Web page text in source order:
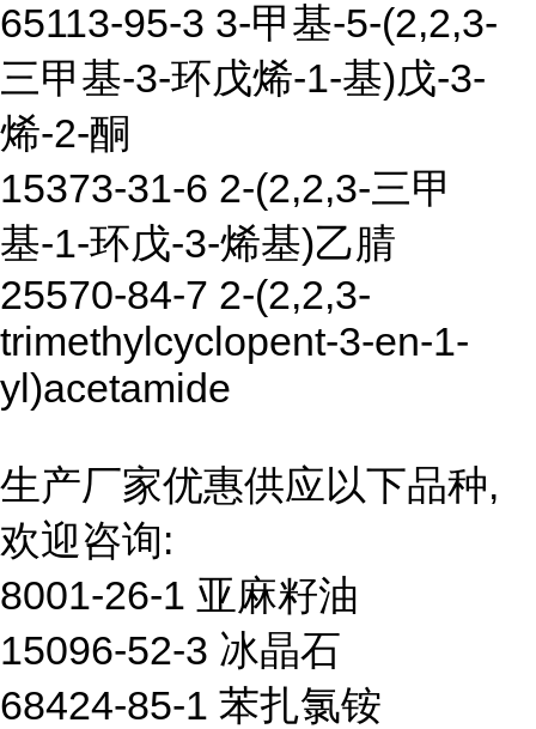
65113-95-3 3-甲基-5-(2,2,3-
三甲基-3-环戊烯-1-基)戊-3-
烯-2-酮
15373-31-6 2-(2,2,3-三甲
基-1-环戊-3-烯基)乙腈
25570-84-7 2-(2,2,3-
trimethylcyclopent-3-en-1-
yl)acetamide
生产厂家优惠供应以下品种,
欢迎咨询:
8001-26-1 亚麻籽油
15096-52-3 冰晶石
68424-85-1 苯扎氯铵